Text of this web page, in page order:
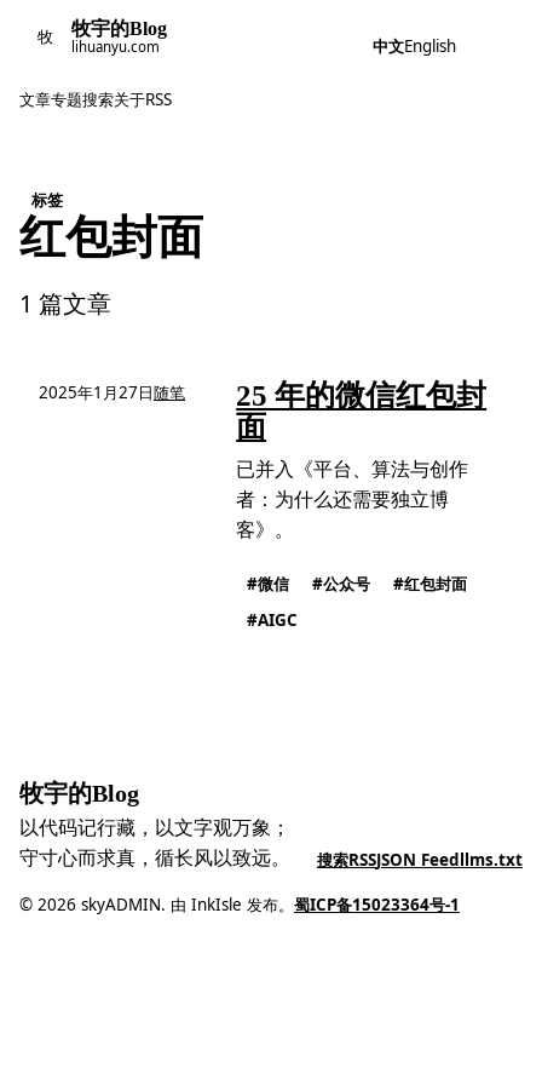
牧 牧宇的Blog
lihuanyu.com 中文English
文章专题搜索关于RSS
标签
红包封面
1 篇文章
2025年1月27日随笔
25 年的微信红包封
面
已并入《平台、算法与创作
者：为什么还需要独立博
客》。
微信 公众号
红包封面
AIGC
牧宇的Blog
以代码记行藏，以文字观万象；
守寸心而求真，循长风以致远。
搜索RSSJSON Feed llms.txt
© 2026 skyADMIN. 由 InkIsle 发布。 蜀ICP备15023364号-1